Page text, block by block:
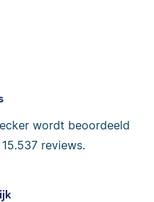
wordt beoordeeld
15.537 reviews.